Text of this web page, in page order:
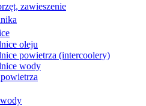
zawieszenie
oleju
powietrza (intercoolery)
wody